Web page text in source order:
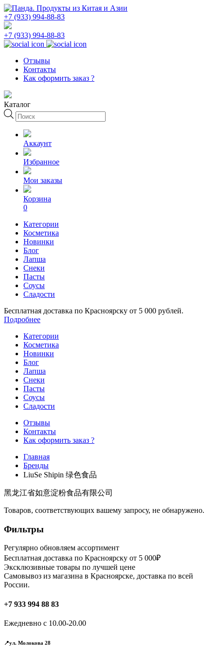
+7 (933) 994-88-83
+7 (933) 994-88-83
Отзывы
Контакты
Как оформить заказ ?
Каталог
Поиск
товаров
Аккаунт
Избранное
Мои заказы
Корзина
0
Категории
Косметика
Новинки
Блог
Лапша
Снеки
Пасты
Соусы
Сладости
Бесплатная доставка по Красноярску от 5 000 рублей.
Подробнее
Категории
Косметика
Новинки
Блог
Лапша
Снеки
Пасты
Соусы
Сладости
Отзывы
Контакты
Как оформить заказ ?
Главная
Бренды
LiuSe Shipin 绿色食品
黑龙江省如意淀粉食品有限公司
Товаров, соответствующих вашему запросу, не обнаружено.
Фильтры
Регулярно обновляем ассортимент
Бесплатная доставка по Красноярску от 5 000₽
Эксклюзивные товары по лучшей цене
Самовывоз из магазина в Красноярске, доставка по всей
России.
+7 933 994 88 83
Ежедневно с 10.00-20.00
📍ул. Молокова 28